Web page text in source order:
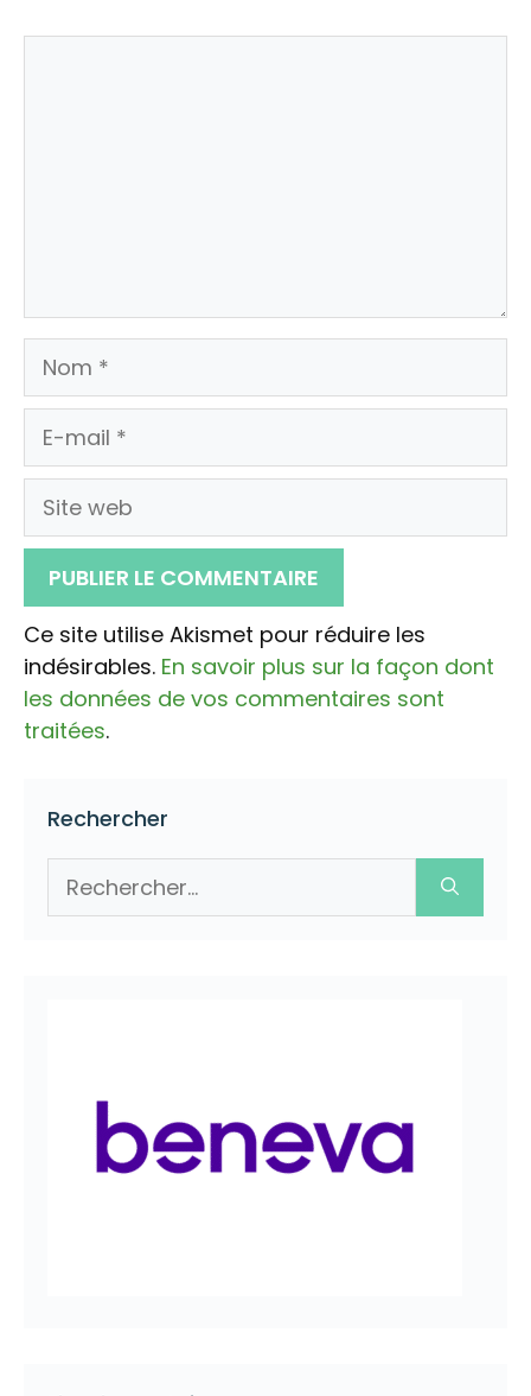
Nom
E-
mail
Site
web
Ce site utilise Akismet pour réduire les
indésirables. En savoir plus sur la façon dont
les données de vos commentaires sont
traitées.
Rechercher